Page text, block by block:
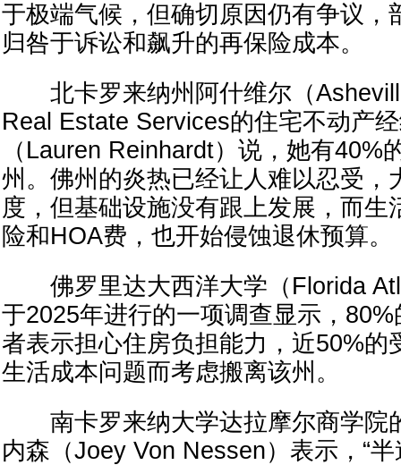
于极端气候，但确切原因仍有争议，
归咎于诉讼和飙升的再保险成本。
北卡罗来纳州阿什维尔（
Real Estate Services的住宅不动产
（Lauren Reinhardt）说，她有40%
州。佛州的炎热已经让人难以忍受，
度，但基础设施没有跟上发展，而生
险和HOA费，也开始侵蚀退休预算。
佛罗里达大西洋大学（Florida
于2025年进行的一项调查显示，
者表示担心住房负担能力，近50%的
生活成本问题而考虑搬离该州。
南卡罗来纳大学达拉摩尔商学院
内森（Joey Von Nessen）表示，“